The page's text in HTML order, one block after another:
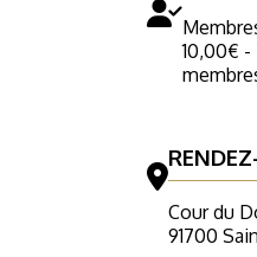
10,00€ -
Cour du
91700